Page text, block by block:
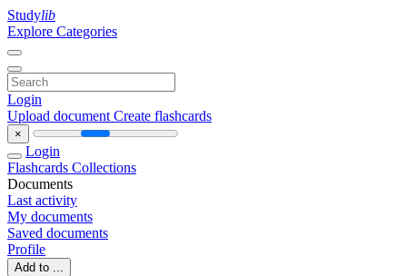
Studylib
Explore Categories
Login
Upload document Create flashcards
×
Login
Flashcards Collections
Documents
Last activity
My documents
Saved documents
Profile
Add to ...